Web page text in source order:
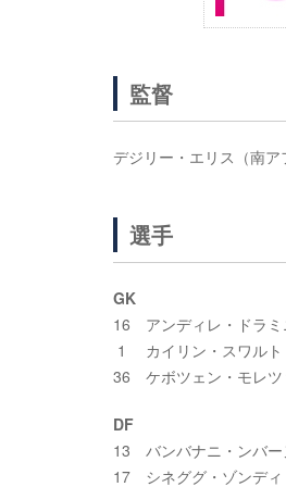
監督
デジリー・エリス（南ア
選手
GK
16 アンディレ・ドラミ
1 カイリン・スワルト
36 ケボツェン・モレツ
DF
13 バンバナニ・ンバー
17 シネググ・ゾンディ